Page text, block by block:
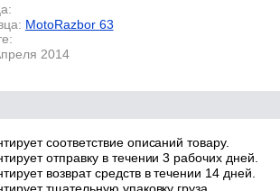
MotoRazbor 63
2014
соответствие описаний товару.
отправку в течении 3 рабочих дней.
возврат средств в течении 14 дней.
тщательную упаковку груза.